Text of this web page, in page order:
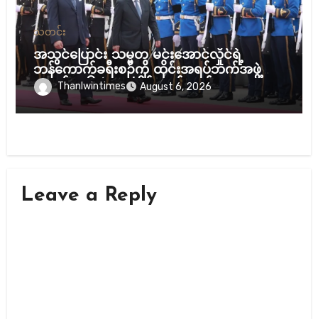
သတင်း
အသွင်ပြောင်း သမ္မတ မင်းအောင်လှိုင်ရဲ့
ဘန်ကောက်ခရီးစဉ်ကို ထိုင်းအရပ်ဘက်အဖွဲ့
အစည်း ၁၆ ဖွဲ့ ပူးပေါင်း ကန့်ကွက်
Thanlwintimes August 6, 2026
Leave a Reply